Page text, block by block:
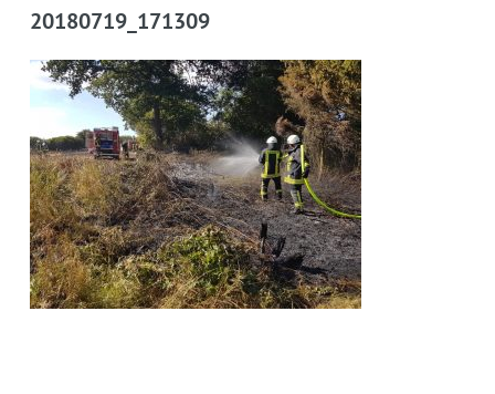
20180719_171309